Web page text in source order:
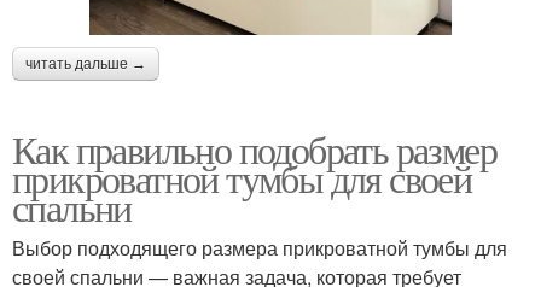
читать дальше →
Как правильно подобрать размер
прикроватной тумбы для своей
спальни
Выбор подходящего размера прикроватной тумбы для
своей спальни — важная задача, которая требует